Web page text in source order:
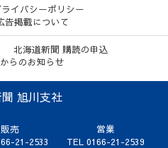
イバシーポリシー
告掲載について
北海道新聞 購読の申込
らのお知らせ
旭川支社
販売
21-2533
営業
TEL 0166-21-2539